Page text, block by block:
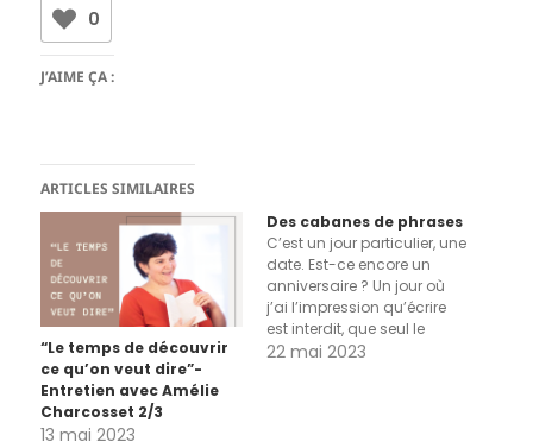
0
J’AIME ÇA :
ARTICLES SIMILAIRES
“Le temps de découvrir
ce qu’on veut dire”-
Entretien avec Amélie
Charcosset 2/3
13 mai 2023
Des cabanes de phrases
C’est un jour particulier, une
date. Est-ce encore un
anniversaire ? Un jour où
j’ai l’impression qu’écrire
est interdit, que seul le
silence est requis. On peut
22 mai 2023